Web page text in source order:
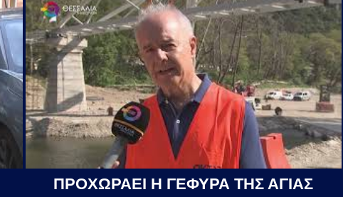
ΠΡΟΧΩΡΑΕΙ Η ΓΕΦΥΡΑ ΤΗΣ ΑΓΙΑΣ